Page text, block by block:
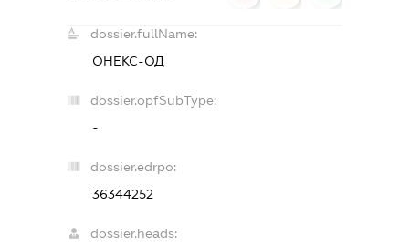
dossier.fullName:
ОНЕКС-ОД
dossier.opfSubType:
-
dossier.edrpo:
36344252
dossier.heads: